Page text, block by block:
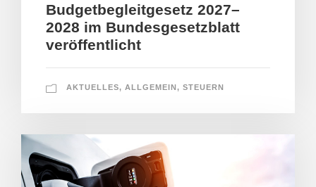
Budgetbegleitgesetz 2027–
2028 im Bundesgesetzblatt
veröffentlicht
AKTUELLES, ALLGEMEIN, STEUERN